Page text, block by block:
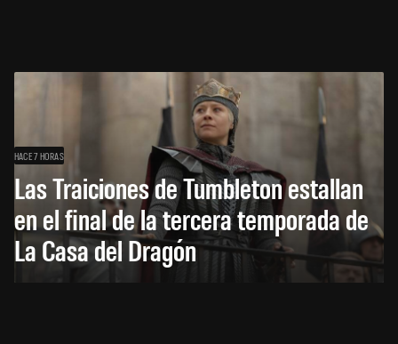
HACE 7 HORAS
Las Traiciones de Tumbleton estallan
en el final de la tercera temporada de
La Casa del Dragón